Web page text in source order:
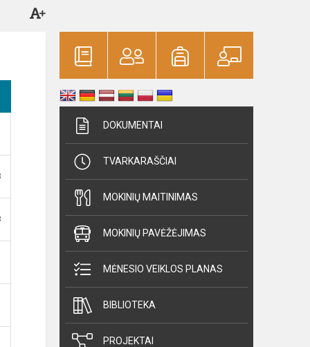
DOKUMENTAI
TVARKARAŠČIAI
MOKINIŲ MAITINIMAS
MOKINIŲ PAVĖŽĖJIMAS
MĖNESIO VEIKLOS PLANAS
BIBLIOTEKA
PROJEKTAI